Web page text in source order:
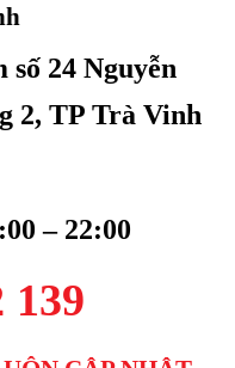
số 24 Nguyễn
2, TP Trà Vinh
– 22:00
139